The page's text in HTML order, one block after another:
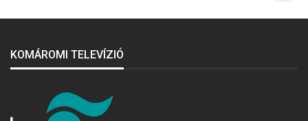
KOMÁROMI TELEVÍZIÓ